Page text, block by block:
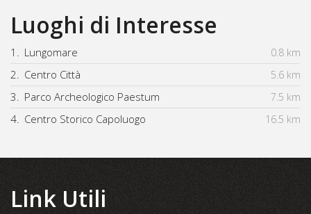
Luoghi di Interesse
1. Lungomare 0.8 km
2. Centro Città 5.6 km
3. Parco Archeologico Paestum 7.5 km
4. Centro Storico Capoluogo 16.5 km
Link Utili